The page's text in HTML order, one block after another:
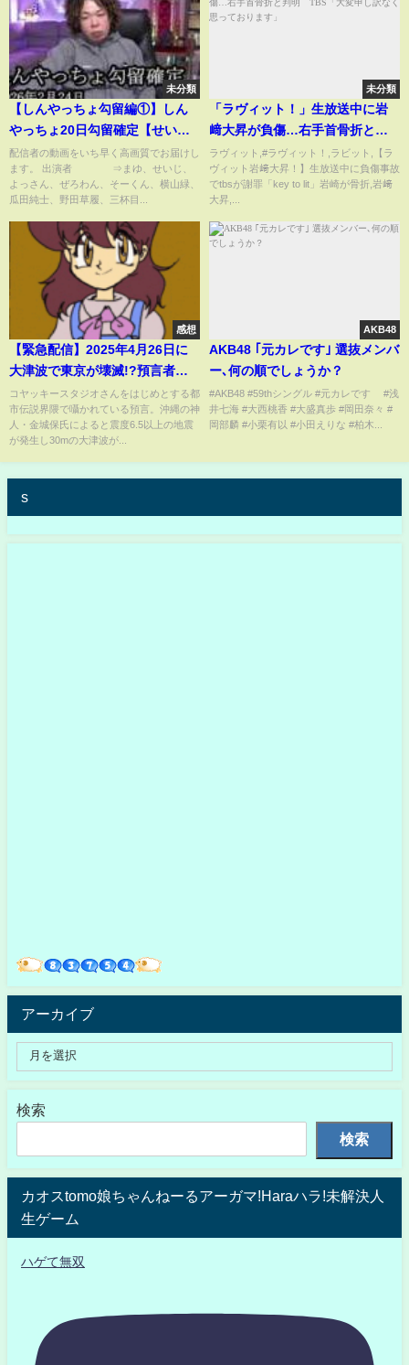
未分類
【しんやっちょ勾留編①】しん
やっちょ20日勾留確定【せい
じ】
配信者の動画をいち早く高画質でお届けし
ます。 出演者 ⇒まゆ、せいじ、
よっさん、ぜろわん、そーくん、横山緑、
瓜田純士、野田草履、三杯目...
未分類
「ラヴィット！」生放送中に岩
﨑大昇が負傷…右手首骨折と判
明 TBS「大変申し訳なく思っ
ております」
ラヴィット,#ラヴィット！,ラビット,【ラ
ヴィット岩﨑大昇！】生放送中に負傷事故
でtbsが謝罪「key to lit」岩崎が骨折,岩﨑
大昇,...
感想
【緊急配信】2025年4月26日に
大津波で東京が壊滅!?預言者に
告ぐ！
コヤッキースタジオさんをはじめとする都
市伝説界隈で囁かれている預言。沖縄の神
人・金城保氏によると震度6.5以上の地震
が発生し30mの大津波が...
AKB48
AKB48 ｢元カレです｣ 選抜メンバ
ー､何の順でしょうか？
#AKB48 #59thシングル #元カレです #浅
井七海 #大西桃香 #大盛真歩 #岡田奈々 #
岡部麟 #小栗有以 #小田えりな #柏木...
s
アーカイブ
検索
検索
カオスtomo娘ちゃんねーるアーガマ!Haraハラ!未解決人
生ゲーム
ハゲて無双